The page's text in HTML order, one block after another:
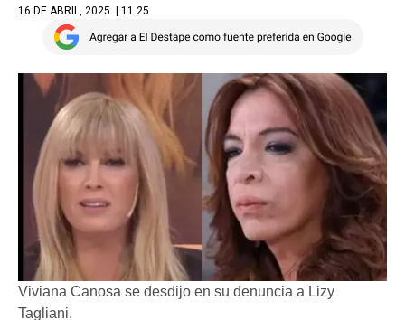
16 DE ABRIL, 2025 | 11.25
Viviana Canosa se desdijo en su denuncia a Lizy
Tagliani.